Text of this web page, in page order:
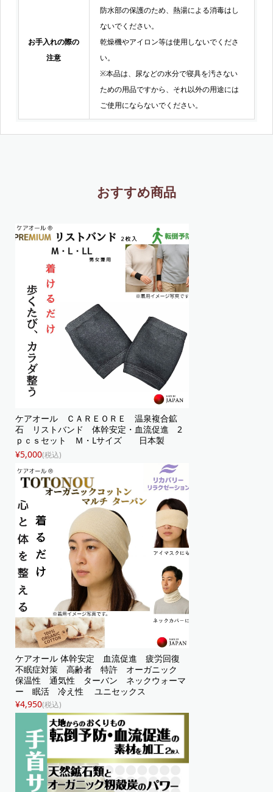
お手入れの際の
注意
防水部の保護のため、熱湯による消毒はし
ないでください。
乾燥機やアイロン等は使用しないでくださ
い。
※本品は、尿などの水分で寝具を汚さない
ための用品ですから、それ以外の用途には
ご使用にならないでください。
おすすめ商品
ケアオール ＣＡＲＥＯＲＥ 温泉複合鉱
石 リストバンド 体幹安定・血流促進 2
ｐｃｓセット Ｍ・Lサイズ 日本製
¥5,000(税込)
ケアオール 体幹安定 血流促進 疲労回復
不眠症対策 高齢者 特許 オーガニック
保温性 通気性 ターバン ネックウォーマ
ー 眠活 冷え性 ユニセックス
¥4,950(税込)